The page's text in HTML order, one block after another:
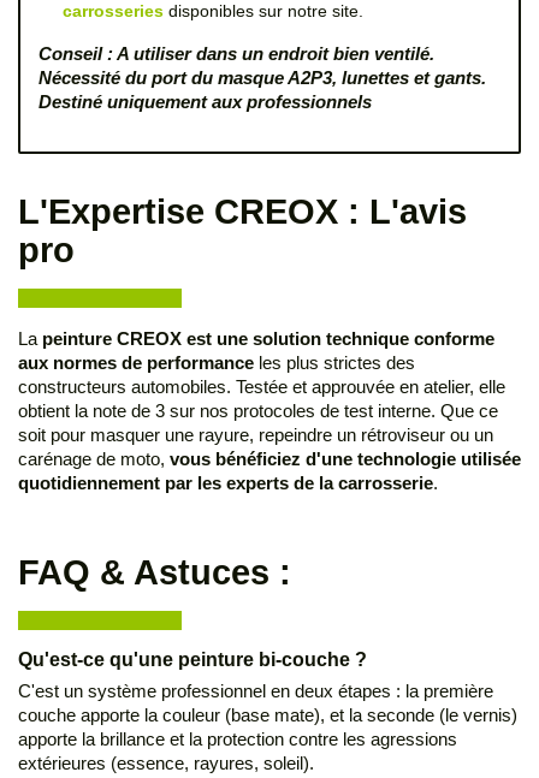
carrosseries disponibles sur notre site.
Conseil : A utiliser dans un endroit bien ventilé.
Nécessité du port du masque A2P3, lunettes et gants.
Destiné uniquement aux professionnels
L'Expertise CREOX : L'avis
pro
La peinture CREOX est une solution technique conforme
aux normes de performance les plus strictes des
constructeurs automobiles. Testée et approuvée en atelier, elle
obtient la note de 3 sur nos protocoles de test interne. Que ce
soit pour masquer une rayure, repeindre un rétroviseur ou un
carénage de moto, vous bénéficiez d'une technologie utilisée
quotidiennement par les experts de la carrosserie.
FAQ & Astuces :
Qu'est-ce qu'une peinture bi-couche ?
C'est un système professionnel en deux étapes : la première
couche apporte la couleur (base mate), et la seconde (le vernis)
apporte la brillance et la protection contre les agressions
extérieures (essence, rayures, soleil).